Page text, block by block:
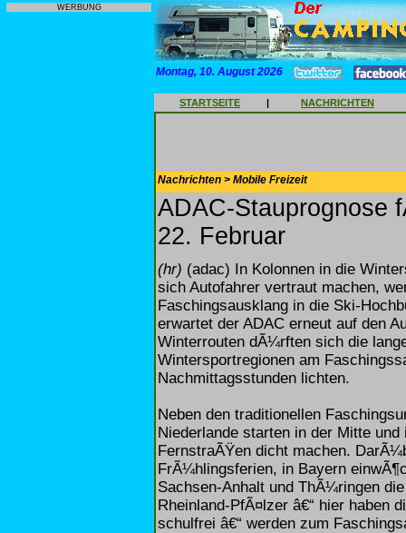
WERBUNG
Montag, 10. August 2026
STARTSEITE | NACHRICHTEN
Nachrichten > Mobile Freizeit
ADAC-Stauprognose
22. Februar
(hr) (adac) In Kolonnen in die
sich Autofahrer vertraut machen,
Faschingsausklang in die Ski-
erwartet der ADAC erneut auf den
Winterrouten dÃ¼rften sich die
Wintersportregionen am
Nachmittagsstunden lichten.
Neben den traditionellen
Niederlande starten in der Mitte
FernstraÃŸen dicht machen.
FrÃ¼hlingsferien, in Bayern
Sachsen-Anhalt und ThÃ¼ringen
Rheinland-PfÃ¤lzer â€“ hier haben
schulfrei â€“ werden zum